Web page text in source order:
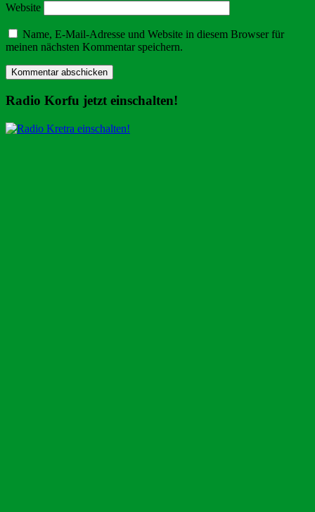
Website
Name, E-Mail-Adresse und Website in diesem Browser für
meinen nächsten Kommentar speichern.
Radio Korfu jetzt einschalten!